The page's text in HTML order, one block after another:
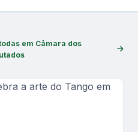
em Câmara dos